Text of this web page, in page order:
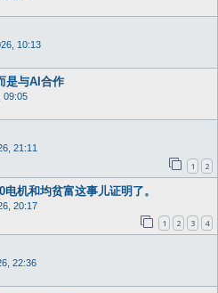
10:13
是与AI合作
09:05
21:11
1 2
机和均贫富这事儿证明了。
20:17
1 2 3 4
22:36